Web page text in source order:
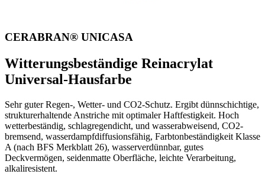
CERABRAN® UNICASA
Witterungsbeständige Reinacrylat
Universal-Hausfarbe
Sehr guter Regen-, Wetter- und CO2-Schutz. Ergibt dünnschichtige,
strukturerhaltende Anstriche mit optimaler Haftfestigkeit. Hoch
wetterbeständig, schlagregendicht, und wasserabweisend, CO2-
bremsend, wasserdampfdiffusionsfähig, Farbtonbeständigkeit Klasse
A (nach BFS Merkblatt 26), wasserverdünnbar, gutes
Deckvermögen, seidenmatte Oberfläche, leichte Verarbeitung,
alkaliresistent.